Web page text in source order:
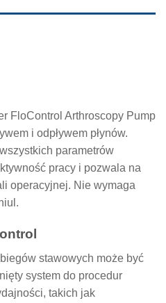
FloControl Arthroscopy Pump
i odpływem płynów.
parametrów
pracy i pozwala na
operacyjnej. Nie wymaga
stawowych może być
system do procedur
takich jak